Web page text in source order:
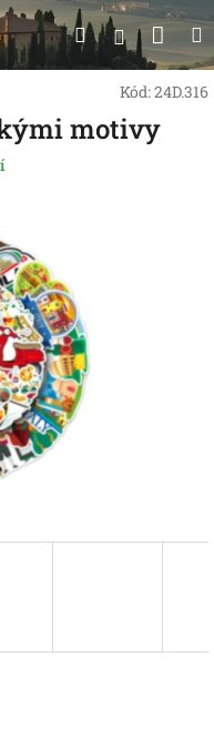
Hledat
Kód:24D.316
motivy